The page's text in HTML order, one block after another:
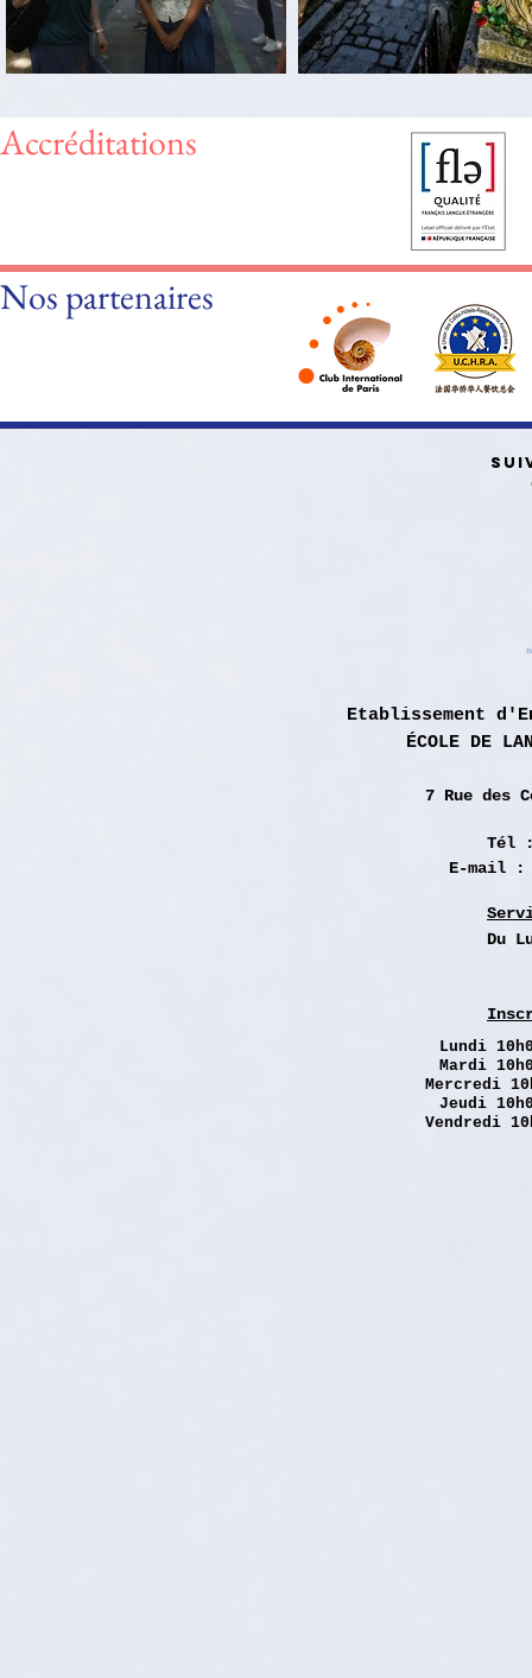
Accréditations
Nos partenaires
Etablissement
ÉCOLE DE
7 Rue des
Tél
E-mail
Du
Lundi
Mardi
Mercredi
Jeudi
Vendredi